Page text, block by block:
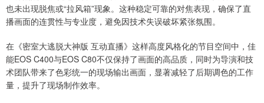
也未出现脱焦或“拉风箱”现象。这种稳定可靠的对焦表现，确保了直
播画面的连贯性与专业度，避免因技术失误破坏紧张氛围。
在《密室大逃脱大神版 互动直播》这样高度风格化的节目空间中，佳
能EOS C400与EOS C80不仅保持了画面的高品质，同时为导演和技
术团队带来了色彩统一的现场输出画面，显著减轻了后期调色的工作
量，提升了现场制作效率。